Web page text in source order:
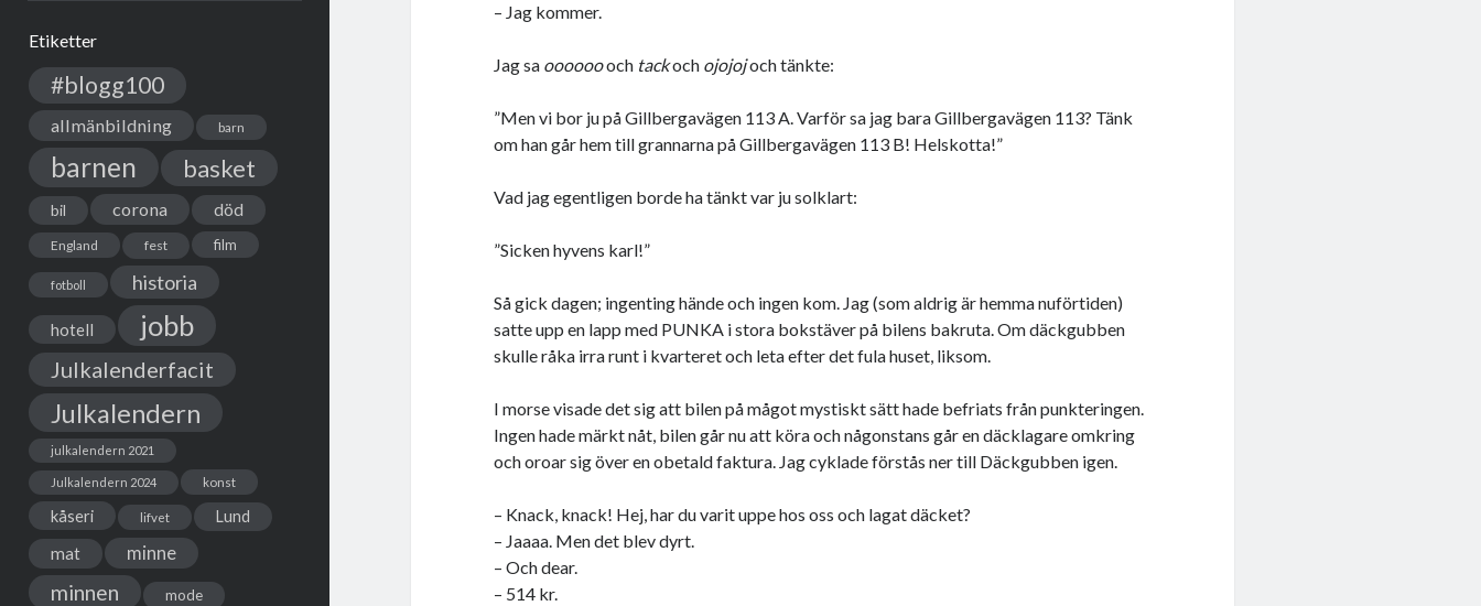
Etiketter
#blogg100
allmänbildning barn
barnen basket
bil corona död
England fest film
fotboll historia
hotell jobb
Julkalenderfacit
Julkalendern
julkalendern 2021
Julkalendern 2024 konst
kåseri lifvet Lund
mat minne
minnen mode
– Jag kommer.
Jag sa oooooooch tackoch ojojojoch tänkte:
”Men vi bor ju på Gillbergavägen 113 A. Varför sa jag bara Gillbergavägen 113? Tänk
om han går hem till grannarna på Gillbergavägen 113 B! Helskotta!”
Vad jag egentligen borde ha tänkt var ju solklart:
”Sicken hyvens karl!”
Så gick dagen; ingenting hände och ingen kom. Jag (som aldrig är hemma nuförtiden)
satte upp en lapp med PUNKA i stora bokstäver på bilens bakruta. Om däckgubben
skulle råka irra runt i kvarteret och leta efter det fula huset, liksom.
I morse visade det sig att bilen på mågot mystiskt sätt hade befriats från punkteringen.
Ingen hade märkt nåt, bilen går nu att köra och någonstans går en däcklagare omkring
och oroar sig över en obetald faktura. Jag cyklade förstås ner till Däckgubben igen.
– Knack, knack! Hej, har du varit uppe hos oss och lagat däcket?
– Jaaaa. Men det blev dyrt.
– Och dear.
– 514 kr.